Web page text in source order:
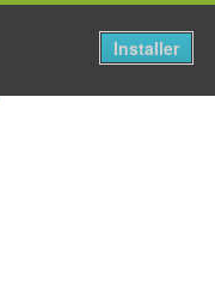
Installer